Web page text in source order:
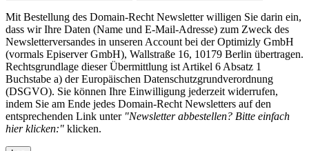
Mit Bestellung des Domain-Recht Newsletter willigen Sie darin ein,
dass wir Ihre Daten (Name und E-Mail-Adresse) zum Zweck des
Newsletterversandes in unseren Account bei der Optimizly GmbH
(vormals Episerver GmbH), Wallstraße 16, 10179 Berlin übertragen.
Rechtsgrundlage dieser Übermittlung ist Artikel 6 Absatz 1
Buchstabe a) der Europäischen Datenschutzgrundverordnung
(DSGVO). Sie können Ihre Einwilligung jederzeit widerrufen,
indem Sie am Ende jedes Domain-Recht Newsletters auf den
entsprechenden Link unter "Newsletter abbestellen? Bitte einfach
hier klicken:" klicken.